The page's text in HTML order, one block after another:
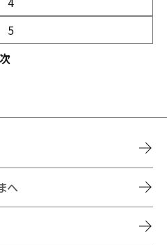
5
次
へ